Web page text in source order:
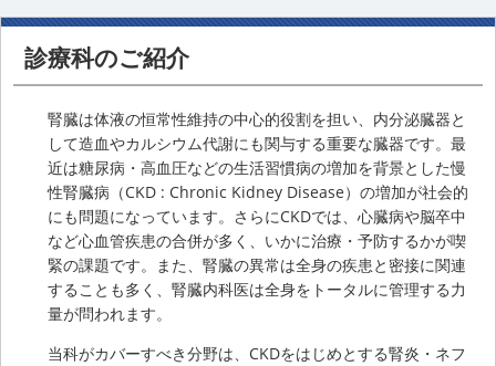
診療科のご紹介
腎臓は体液の恒常性維持の中心的役割を担い、内分泌臓器と
して造血やカルシウム代謝にも関与する重要な臓器です。最
近は糖尿病・高血圧などの生活習慣病の増加を背景とした慢
性腎臓病（CKD : Chronic Kidney Disease）の増加が社会的
にも問題になっています。さらにCKDでは、心臓病や脳卒中
など心血管疾患の合併が多く、いかに治療・予防するかが喫
緊の課題です。また、腎臓の異常は全身の疾患と密接に関連
することも多く、腎臓内科医は全身をトータルに管理する力
量が問われます。
当科がカバーすべき分野は、CKDをはじめとする腎炎・ネフ